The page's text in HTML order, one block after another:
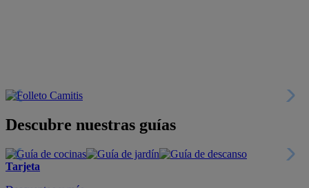
Descubre nuestras guías
Tarjeta